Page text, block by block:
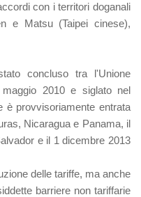
con i territori doganali
e Matsu (Taipei cinese),
concluso tra l'Unione
2010 e siglato nel
è provvisoriamente entrata
Nicaragua e Panama, il
e il 1 dicembre 2013
delle tariffe, ma anche
barriere non tariffarie